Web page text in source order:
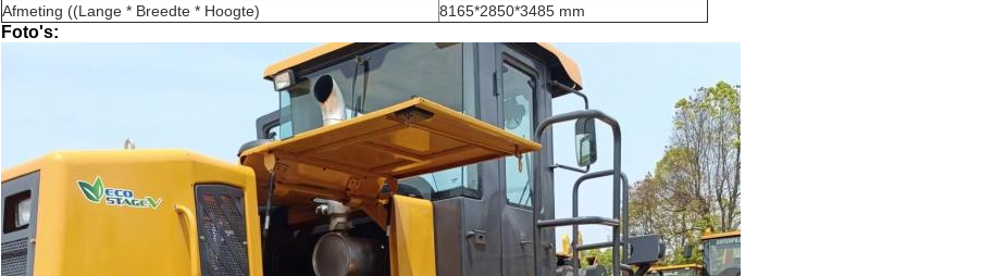
Afmeting ((Lange * Breedte * Hoogte)
8165*2850*3485 mm
Foto's: